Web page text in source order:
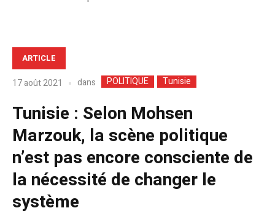
ARTICLE
17 août 2021 dans POLITIQUE Tunisie
Tunisie : Selon Mohsen
Marzouk, la scène politique
n’est pas encore consciente de
la nécessité de changer le
système